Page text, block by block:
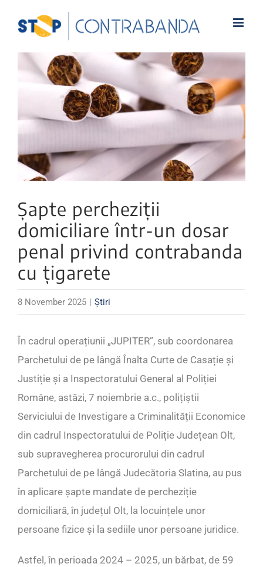
View
Larger
Șapte percheziții
domiciliare într-un dosar
penal privind contrabanda
cu țigarete
8 November 2025 Știri
În cadrul operațiunii „JUPITER”, sub coordonarea
Parchetului de pe lângă Înalta Curte de Casație și
Justiție și a Inspectoratului General al Poliției
Române, astăzi, 7 noiembrie a.c., polițiștii
Serviciului de Investigare a Criminalității Economice
din cadrul Inspectoratului de Poliție Județean Olt,
sub supravegherea procurorului din cadrul
Parchetului de pe lângă Judecătoria Slatina, au pus
în aplicare șapte mandate de percheziție
domiciliară, în județul Olt, la locuințele unor
persoane fizice și la sediile unor persoane juridice.
Astfel, în perioada 2024 – 2025, un bărbat, de 59